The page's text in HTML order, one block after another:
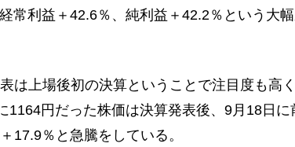
常利益＋42.6％、純利益＋42.2％という大
は上場後初の決算ということで注目度も高
1164円だった株価は決算発表後、9月18日
17.9％と急騰をしている。